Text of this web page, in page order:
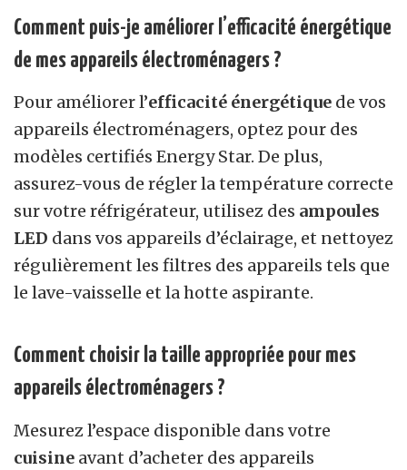
Comment puis-je améliorer l’efficacité énergétique
de mes appareils électroménagers ?
Pour améliorer l’efficacité énergétique de vos
appareils électroménagers, optez pour des
modèles certifiés Energy Star. De plus,
assurez-vous de régler la température correcte
sur votre réfrigérateur, utilisez des ampoules
LED dans vos appareils d’éclairage, et nettoyez
régulièrement les filtres des appareils tels que
le lave-vaisselle et la hotte aspirante.
Comment choisir la taille appropriée pour mes
appareils électroménagers ?
Mesurez l’espace disponible dans votre
cuisine avant d’acheter des appareils